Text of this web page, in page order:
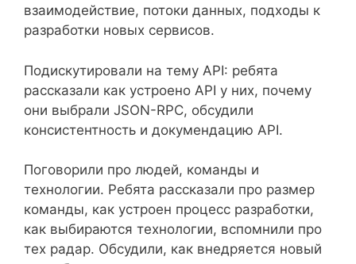
взаимодействие, потоки данных, подходы к
разработки новых сервисов.
Подискутировали на тему API: ребята
рассказали как устроено API у них, почему
они выбрали JSON-RPC, обсудили
консистентность и докумендацию API.
Поговорили про людей, команды и
технологии. Ребята рассказали про размер
команды, как устроен процесс разработки,
как выбираются технологии, вспомнили про
тех радар. Обсудили, как внедряется новый